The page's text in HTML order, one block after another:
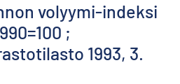
volyymi-indeksi
;
1993, 3.